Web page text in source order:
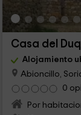
Casa del
Alojamiento
Abioncillo,
0
Por